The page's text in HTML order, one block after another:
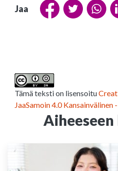
Jaa
Tämä teksti on lisensoitu
JaaSamoin 4.0 Kansainvälinen